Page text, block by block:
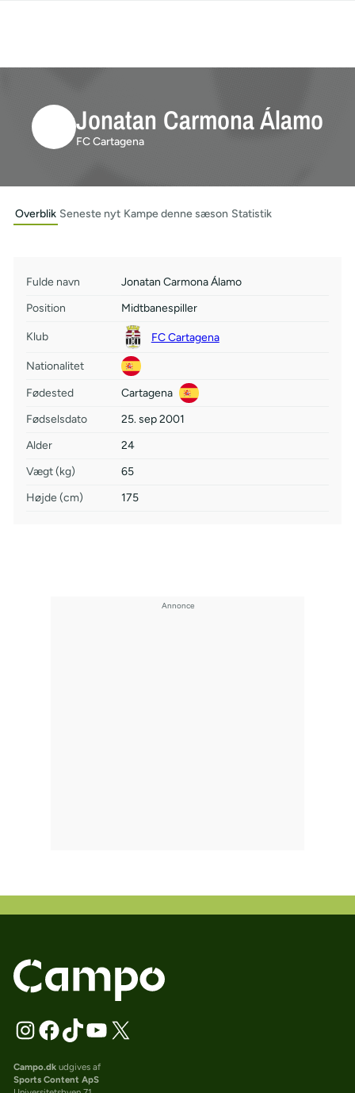
Jonatan Carmona Álamo
FC Cartagena
Overblik Seneste nyt Kampe denne sæson Statistik
Fulde navn
Jonatan Carmona Álamo
Position
Midtbanespiller
Klub FC Cartagena
Nationalitet
Fødested
Cartagena
Fødselsdato
25. sep 2001
Alder
24
Vægt (kg)
65
Højde (cm)
175
Campo.dkudgives af
Sports Content ApS